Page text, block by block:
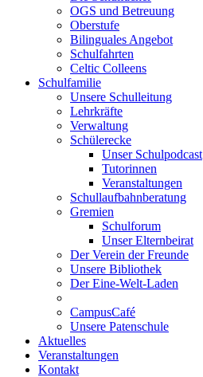
OGS und Betreuung
Oberstufe
Bilinguales Angebot
Schulfahrten
Celtic Colleens
Schulfamilie
Unsere Schulleitung
Lehrkräfte
Verwaltung
Schülerecke
Unser Schulpodcast
Tutorinnen
Veranstaltungen
Schullaufbahnberatung
Gremien
Schulforum
Unser Elternbeirat
Der Verein der Freunde
Unsere Bibliothek
Der Eine-Welt-Laden
CampusCafé
Unsere Patenschule
Aktuelles
Veranstaltungen
Kontakt